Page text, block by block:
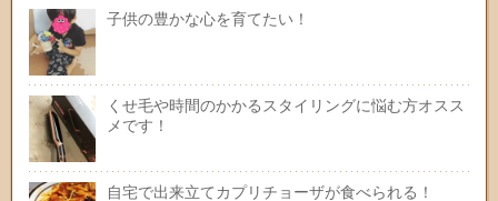
子供の豊かな心を育てたい！
くせ毛や時間のかかるスタイリングに悩む方オスス
メです！
自宅で出来立てカプリチョーザが食べられる！